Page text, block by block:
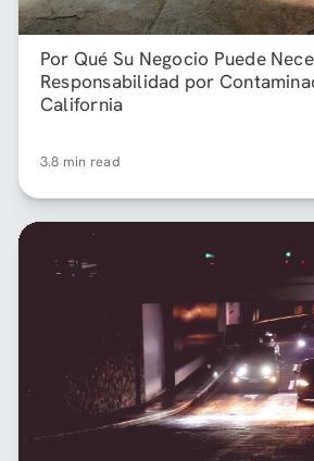
Por Qué Su Negocio Puede
Responsabilidad por
California
3.8 min read